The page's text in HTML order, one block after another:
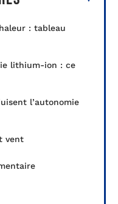
: tableau
lithium-ion : ce
l’autonomie
vent